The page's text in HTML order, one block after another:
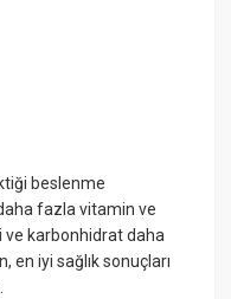
beslenme
fazla vitamin ve
ve karbonhidrat daha
en iyi sağlık sonuçları